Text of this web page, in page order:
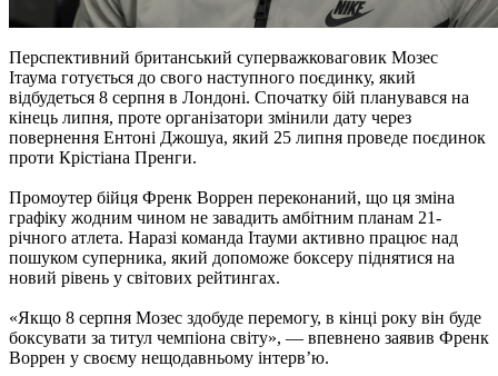
Перспективний британський суперважковаговик Мозес
Ітаума готується до свого наступного поєдинку, який
відбудеться 8 серпня в Лондоні. Спочатку бій планувався на
кінець липня, проте організатори змінили дату через
повернення Ентоні Джошуа, який 25 липня проведе поєдинок
проти Крістіана Пренги.
Промоутер бійця Френк Воррен переконаний, що ця зміна
графіку жодним чином не завадить амбітним планам 21-
річного атлета. Наразі команда Ітауми активно працює над
пошуком суперника, який допоможе боксеру піднятися на
новий рівень у світових рейтингах.
«Якщо 8 серпня Мозес здобуде перемогу, в кінці року він буде
боксувати за титул чемпіона світу», — впевнено заявив Френк
Воррен у своєму нещодавньому інтерв’ю.